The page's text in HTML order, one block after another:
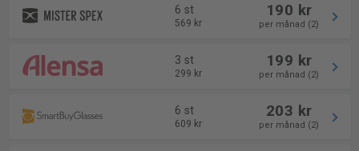
6 st
569 kr
190 kr
per månad (2)
3 st
299 kr
199 kr
per månad (2)
6 st
609 kr
203 kr
per månad (2)